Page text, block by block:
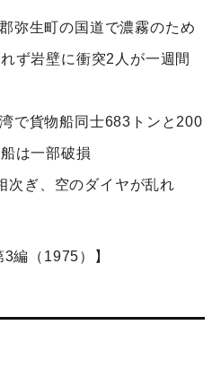
弥生町の国道で濃霧のため
ず岩壁に衝突2人が一週間
で貨物船同士683トンと200
は一部破損
次ぎ、空のダイヤが乱れ
編（1975）】